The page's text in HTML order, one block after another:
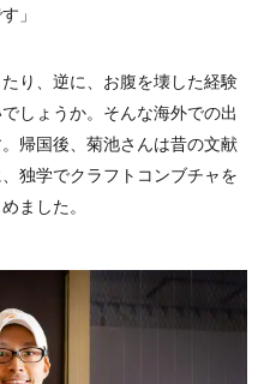
」
り、逆に、お腹を壊した経験
しょうか。そんな海外での出
帰国後、菊池さんは昔の文献
独学でクラフトコンブチャを
ました。